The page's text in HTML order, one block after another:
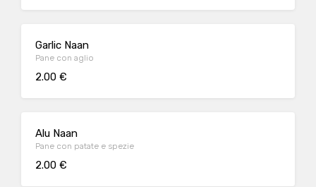
Garlic Naan
Pane con aglio
2.00 €
Alu Naan
Pane con patate e spezie
2.00 €